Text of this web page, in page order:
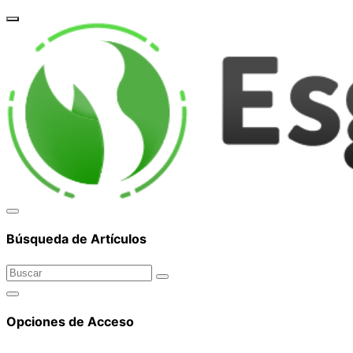
Búsqueda de Artículos
Opciones de Acceso